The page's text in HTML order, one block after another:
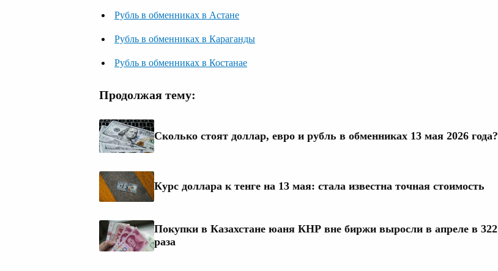
Рубль в обменниках в Астане
Рубль в обменниках в Караганды
Рубль в обменниках в Костанае
Продолжая тему:
Сколько стоят доллар, евро и рубль в обменниках 13 мая 2026 года?
Курс доллара к тенге на 13 мая: стала известна точная стоимость
Покупки в Казахстане юаня КНР вне биржи выросли в апреле в 322
раза